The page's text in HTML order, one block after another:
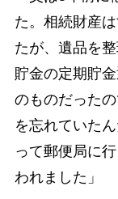
た。相続財産
たが、遺品を
貯金の定期貯
のものだった
を忘れていた
って郵便局に
われました」